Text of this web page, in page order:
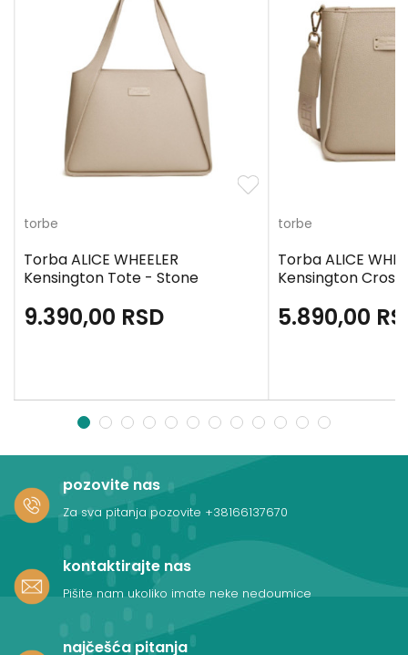
torbe
Torba ALICE WHEELER
Kensington Tote - Stone
9.390,00 RSD
torbe
Torba ALICE
Kensington
5.890,00
1 2 3 4 5 6 7 8 9 10 11 12
pozovite nas
Za sva pitanja pozovite +38166137670
kontaktirajte nas
Pišite nam ukoliko imate neke nedoumice
najčešća pitanja